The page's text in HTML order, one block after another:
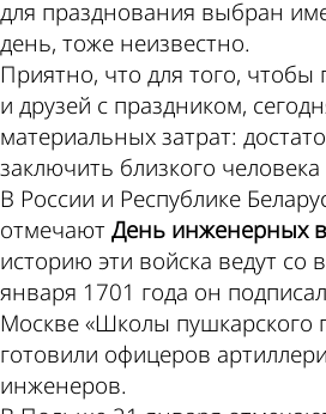
для празднования выбран
день, тоже неизвестно.
Приятно, что для того,
и друзей с праздником,
материальных затрат:
заключить близкого
В России и Республике
отмечаютДень инженерных
историю эти войска ведут со
января 1701 года он
Москве «Школы пушкарского
готовили офицеров
инженеров.